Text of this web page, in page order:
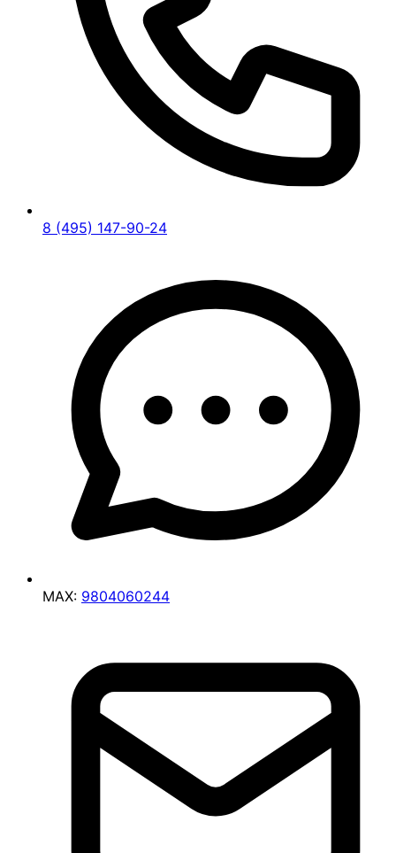
8 (495) 147-90-24
MAX: 9804060244